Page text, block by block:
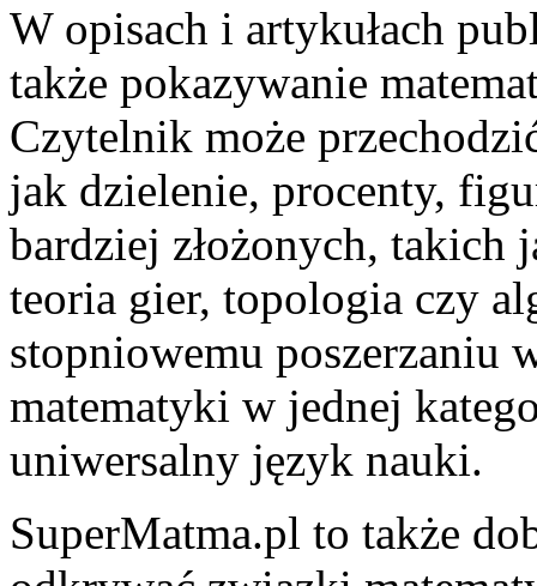
W opisach i artykułach
także pokazywanie
Czytelnik może
jak dzielenie, procenty,
bardziej złożonych, takich
teoria gier, topologia czy
stopniowemu poszerzaniu
matematyki w jednej
uniwersalny język nauki.
SuperMatma.pl to także